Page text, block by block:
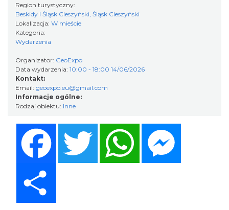
Cieszyn
3.81 km
Cieszyn
2026-08-23
3.81 km
Region turystyczny:
Beskidy i Śląsk Cieszyński, Śląsk Cieszyński
Lokalizacja: W mieście
Kategoria:
Wydarzenia
Organizator: GeoExpo
Data wydarzenia: 10:00 - 18:00 14/06/2026
Kontakt:
Email: geoexpo.eu@gmail.com
Informacje ogólne:
Rodzaj obiektu: Inne
Twitter